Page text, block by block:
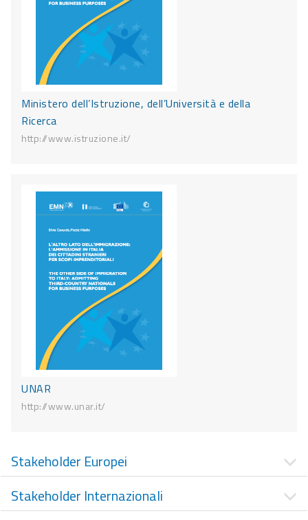
Ministero dell’Istruzione, dell’Università e della
Ricerca
http://www.istruzione.it/
UNAR
http://www.unar.it/
Stakeholder Europei
Stakeholder Internazionali